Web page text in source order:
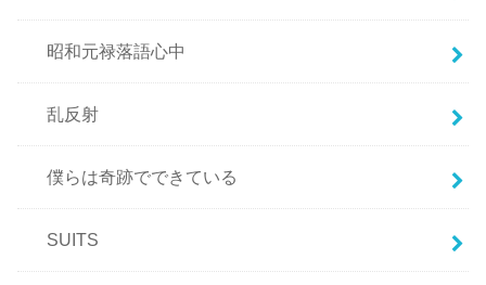
昭和元禄落語心中
乱反射
僕らは奇跡でできている
SUITS